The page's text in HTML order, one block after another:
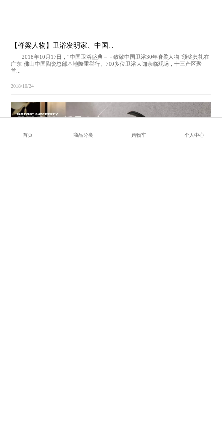
【脊梁人物】卫浴发明家、中国...
2018年10月17日，“中国卫浴盛典－－致敬中国卫浴30年脊梁人物”颁奖典礼在
广东·佛山中国陶瓷总部基地隆重举行。700多位卫浴大咖亲临现场，十三产区聚
首...
2018/10/24
首页 商品分类 购物车 个人中心